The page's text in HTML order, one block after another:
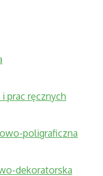
prac ręcznych
poligraficzna
dekoratorska